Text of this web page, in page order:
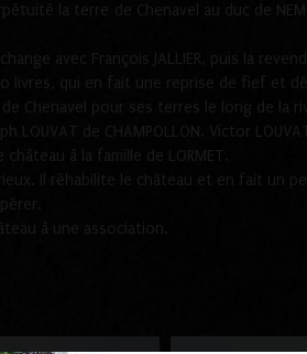
la terre de Chenavel au duc de
avec François JALLIER, puis la revend
livres, qui en fait une reprise de fief et
Chenavel pour ses terres le long de la
de CHAMPOLLON. Victor
à la famille de LORMET.
Il réhabilite le château et en fait un
à une association.